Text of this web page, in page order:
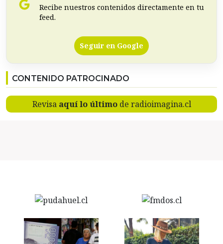
Recibe nuestros contenidos directamente en tu
feed.
Seguir en Google
CONTENIDO PATROCINADO
Revisa aquí lo últimode radioimagina.cl